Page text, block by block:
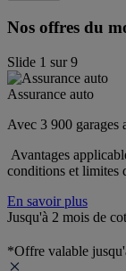
Nos offres du
Slide 1 sur9
Assurance auto
Avec 3 900 garages
Avantages
conditions et limites
En savoir plus
Jusqu'à 2 mois de
*Offre valable